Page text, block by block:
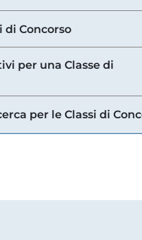
di Concorso
per una Classe di
per le Classi di